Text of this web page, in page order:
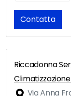
Contatta
Riccadonna
Via Anna